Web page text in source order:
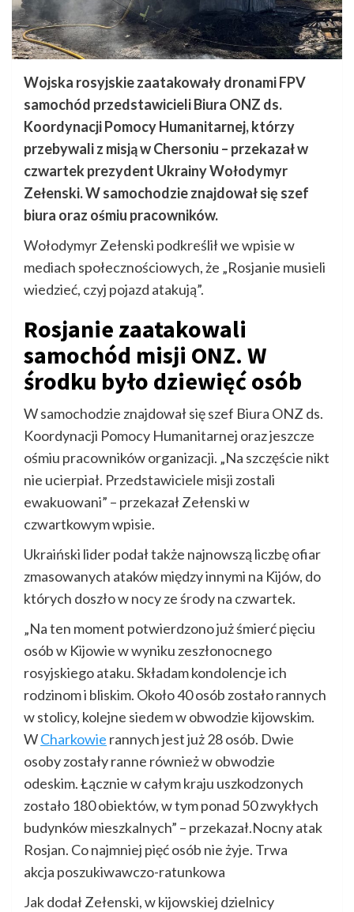
Wojska rosyjskie zaatakowały dronami FPV
samochód przedstawicieli Biura ONZ ds.
Koordynacji Pomocy Humanitarnej, którzy
przebywali z misją w Chersoniu – przekazał w
czwartek prezydent Ukrainy Wołodymyr
Zełenski. W samochodzie znajdował się szef
biura oraz ośmiu pracowników.
Wołodymyr Zełenski podkreślił we wpisie w
mediach społecznościowych, że „Rosjanie musieli
wiedzieć, czyj pojazd atakują”.
Rosjanie zaatakowali
samochód misji ONZ. W
środku było dziewięć osób
W samochodzie znajdował się szef Biura ONZ ds.
Koordynacji Pomocy Humanitarnej oraz jeszcze
ośmiu pracowników organizacji. „Na szczęście nikt
nie ucierpiał. Przedstawiciele misji zostali
ewakuowani” – przekazał Zełenski w
czwartkowym wpisie.
Ukraiński lider podał także najnowszą liczbę ofiar
zmasowanych ataków między innymi na Kijów, do
których doszło w nocy ze środy na czwartek.
„Na ten moment potwierdzono już śmierć pięciu
osób w Kijowie w wyniku zeszłonocnego
rosyjskiego ataku. Składam kondolencje ich
rodzinom i bliskim. Około 40 osób zostało rannych
w stolicy, kolejne siedem w obwodzie kijowskim.
WCharkowie rannych jest już 28 osób. Dwie
osoby zostały ranne również w obwodzie
odeskim. Łącznie w całym kraju uszkodzonych
zostało 180 obiektów, w tym ponad 50 zwykłych
budynków mieszkalnych” – przekazał.Nocny atak
Rosjan. Co najmniej pięć osób nie żyje. Trwa
akcja poszukiwawczo-ratunkowa
Jak dodał Zełenski, w kijowskiej dzielnicy